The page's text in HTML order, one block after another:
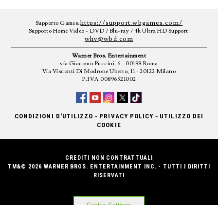
Supporto Games:https://support.wbgames.com/
Supporto Home Video - DVD / Blu-ray / 4k Ultra HD Support:
whv@wbd.com
Warner Bros. Entertainment
via Giacomo Puccini, 6 - 00198 Roma
Via Visconti Di Modrone Uberto, 11 - 20122 Milano
P.IVA 00896521002
CONDIZIONI D'UTILIZZO - PRIVACY POLICY - UTILIZZO DEI
COOKIE
CREDITI NON CONTRATTUALI
TM&© 2026 WARNER BROS. ENTERTAINMENT INC. - TUTTI I DIRITTI
RISERVATI